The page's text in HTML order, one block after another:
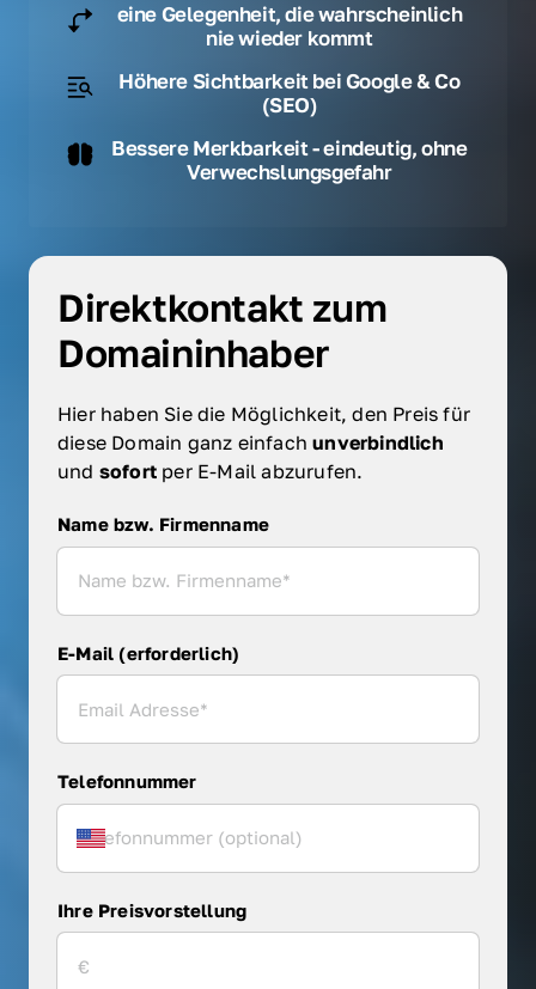
eine Gelegenheit, die wahrscheinlich
nie wieder kommt
Höhere Sichtbarkeit bei Google & Co
(SEO)
Bessere Merkbarkeit - eindeutig, ohne
Verwechslungsgefahr
Direktkontakt zum
Domaininhaber
Hier haben Sie die Möglichkeit, den Preis für
diese Domain ganz einfach
und sofort per E-Mail abzurufen.
Name bzw. Firmenname
Name bzw. Firmenname
E-Mail (erforderlich)
Telefonnummer
Ihre Preisvorstellung